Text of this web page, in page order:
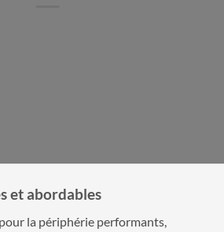
et abordables
la périphérie performants,